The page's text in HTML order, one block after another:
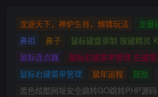
龙途天下，神炉生肖，熔铸玩法 龙最
鼻祖
鼻子
鼠标键盘录制 按键精灵
鼠标连点器
鼠标右键菜单管理 右键
鼠标右键菜单管理
鼠年运程 鼓励
黑色炫酷网址安全跳转GO跳转PHP源码